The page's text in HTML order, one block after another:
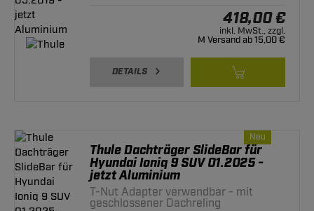
418,00 €
inkl. MwSt., zzgl.
M Versand ab 15,00 €
DETAILS
Neu
Thule Dachträger SlideBar für
Hyundai Ioniq 9 SUV 01.2025 -
jetzt Aluminium
T-Nut Adapter verwendbar - mit
geschlossener Dachreling